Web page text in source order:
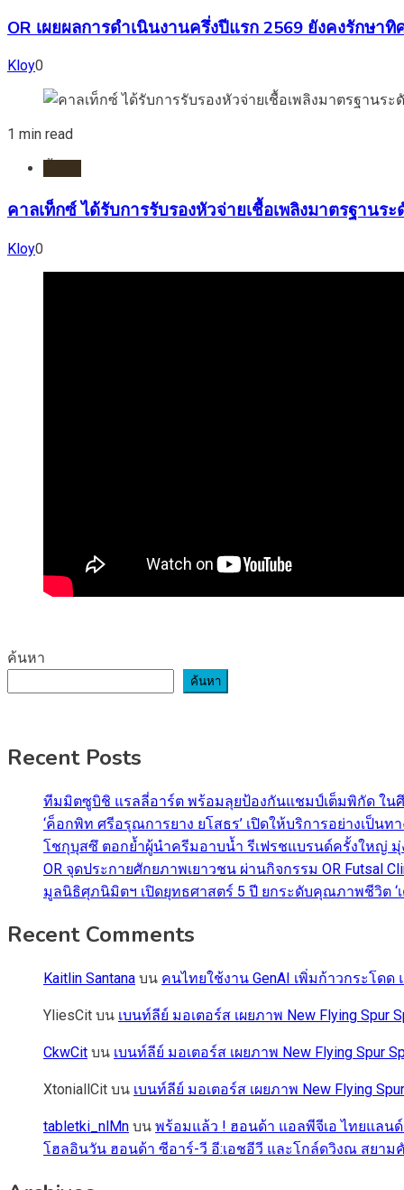
OR เผยผลการดำเนินงานครึ่งปีแรก 2569 ยังคงรักษา
Kloy0
1 min read
คาลเท็กซ์ ได้รับการรับรองหัวจ่ายเชื้อเพลิงมาตรฐาน
Kloy0
ค้นหา
ค้นหา
Recent Posts
ทีมมิตซูบิชิ แรลลี่อาร์ต พร้อมลุยป้องกันแชมป์เต็มพิกัด ใน
‘ค็อกพิท ศรีอรุณการยาง ยโสธร’ เปิดให้บริการอย่างเป็น
โชกุบุสซึ ตอกย้ำผู้นำครีมอาบน้ำ รีเฟรชแบรนด์ครั้งใหญ่ มุ่
OR จุดประกายศักยภาพเยาวชน ผ่านกิจกรรม OR Futsal
มูลนิธิศุภนิมิตฯ เปิดยุทธศาสตร์ 5 ปี ยกระดับคุณภาพชีวิต
Recent Comments
Kaitlin Santana บน คนไทยใช้งาน GenAI เพิ่มก้าวกระโด
YliesCit บน เบนท์ลีย์ มอเตอร์ส เผยภาพ New Flying
CkwCit บน เบนท์ลีย์ มอเตอร์ส เผยภาพ New Flying Spur
XtoniallCit บน เบนท์ลีย์ มอเตอร์ส เผยภาพ New Flying
tabletki_nlMn บน พร้อมแล้ว ! ฮอนด้า แอลพีจีเอ ไทยแลนด์
โฮลอินวัน ฮอนด้า ซีอาร์-วี อี:เอชอีวี และโกล์ดวิงณ สยา